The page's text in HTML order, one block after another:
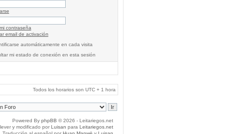
contraseña
email de activación
automáticamente en cada visita
mi estado de conexión en esta sesión
Todos los horarios son UTC + 1 hora
Powered By phpBB © 2026 - Leitariegos.net
y modificado por Luisan para Leitariegos.net